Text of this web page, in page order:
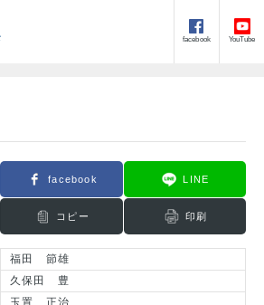
facebook YouTube
facebook LINE
コピー 印刷
福田 節雄
久保田 豊
玉置 正治